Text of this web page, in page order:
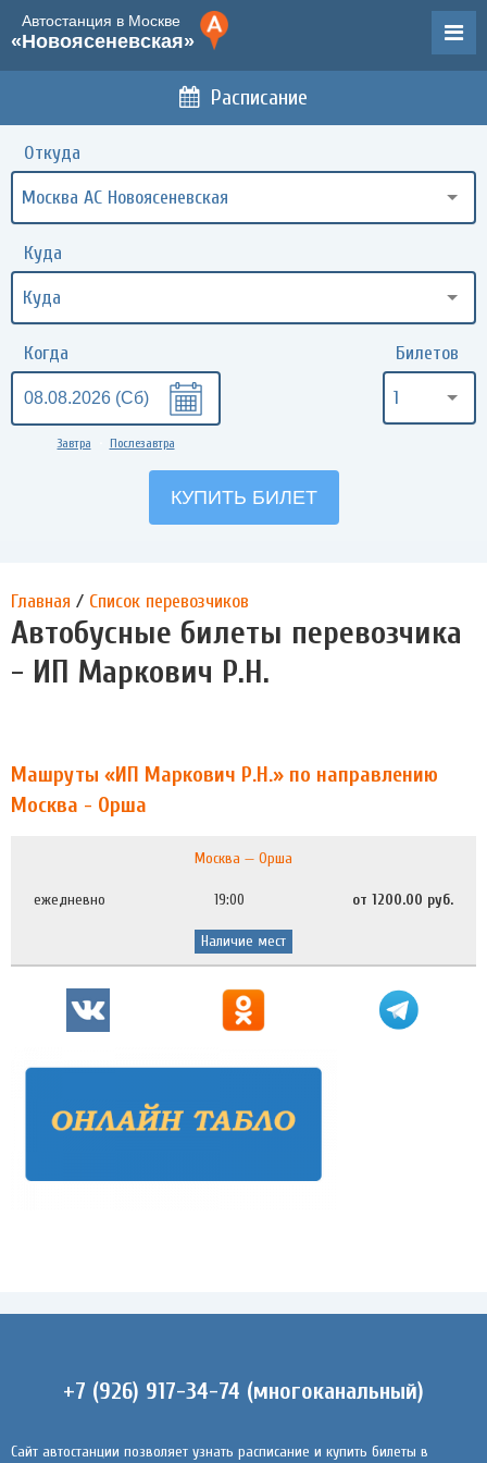
Автостанция в Москве
«Новоясеневская»
Расписание
Откуда
Москва АС Новоясеневская
Куда
Когда
Завтра Послезавтра
Билетов
1
Главная / Список перевозчиков
Автобусные билеты перевозчика
- ИП Маркович Р.Н.
Машруты «ИП Маркович Р.Н.» по направлению
Москва - Орша
Москва — Орша
ежедневно 19:00 от 1200.00 руб.
Наличие мест
+7 (926) 917-34-74 (многоканальный)
Сайт автостанции позволяет узнать расписание и купить билеты в